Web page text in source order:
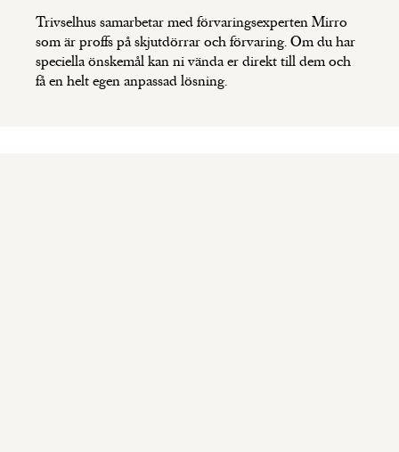
Trivselhus samarbetar med förvaringsexperten Mirro
som är proffs på skjutdörrar och förvaring. Om du har
speciella önskemål kan ni vända er direkt till dem och
få en helt egen anpassad lösning.